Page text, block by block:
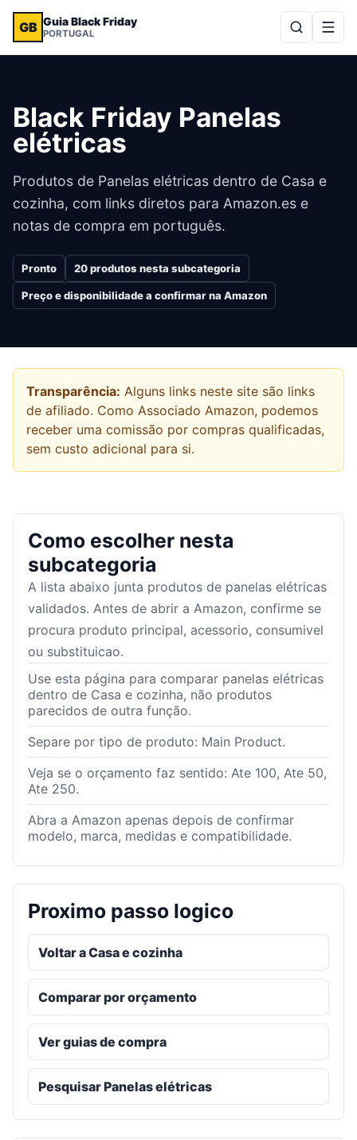
GB Guia Black Friday
PORTUGAL
Black Friday Panelas
elétricas
Produtos de Panelas elétricas dentro de Casa e
cozinha, com links diretos para Amazon.es e
notas de compra em português.
Pronto 20produtos nesta subcategoria
Preço e disponibilidade a confirmar na Amazon
Transparência: Alguns links neste site são links
de afiliado. Como Associado Amazon, podemos
receber uma comissão por compras qualificadas,
sem custo adicional para si.
Como escolher nesta
subcategoria
A lista abaixo junta produtos de panelas elétricas
validados. Antes de abrir a Amazon, confirme se
procura produto principal, acessorio, consumivel
ou substituicao.
Use esta página para comparar panelas elétricas
dentro de Casa e cozinha, não produtos
parecidos de outra função.
Separe por tipo de produto: Main Product.
Veja se o orçamento faz sentido: Ate 100, Ate 50,
Ate 250.
Abra a Amazon apenas depois de confirmar
modelo, marca, medidas e compatibilidade.
Proximo passo logico
Voltar a Casa e cozinha
Comparar por orçamento
Ver guias de compra
Pesquisar Panelas elétricas